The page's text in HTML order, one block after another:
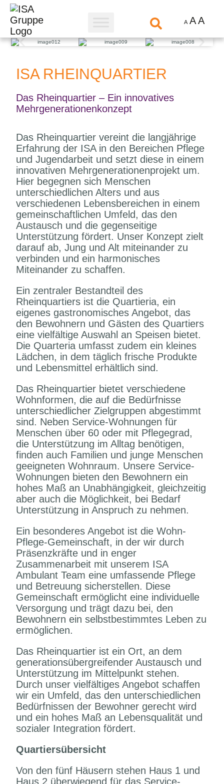
A AA
ISA RHEINQUARTIER
Das Rheinquartier – Ein innovatives
Mehrgenerationenkonzept
Das Rheinquartier vereint die langjährige
Erfahrung der ISA in den Bereichen Pflege
und Jugendarbeit und setzt diese in einem
innovativen Mehrgenerationenprojekt um.
Hier begegnen sich Menschen
unterschiedlichen Alters und aus
verschiedenen Lebensbereichen in einem
gemeinschaftlichen Umfeld, das den
Austausch und die gegenseitige
Unterstützung fördert. Unser Konzept zielt
darauf ab, Jung und Alt miteinander zu
verbinden und ein harmonisches
Miteinander zu schaffen.
Ein zentraler Bestandteil des
Rheinquartiers ist die Quartieria, ein
eigenes gastronomisches Angebot, das
den Bewohnern und Gästen des Quartiers
eine vielfältige Auswahl an Speisen bietet.
Die Quarteria umfasst zudem ein kleines
Lädchen, in dem täglich frische Produkte
und Lebensmittel erhältlich sind.
Das Rheinquartier bietet verschiedene
Wohnformen, die auf die Bedürfnisse
unterschiedlicher Zielgruppen abgestimmt
sind. Neben Service-Wohnungen für
Menschen über 60 oder mit Pflegegrad,
die Unterstützung im Alltag benötigen,
finden auch Familien und junge Menschen
geeigneten Wohnraum. Unsere Service-
Wohnungen bieten den Bewohnern ein
hohes Maß an Unabhängigkeit, gleichzeitig
aber auch die Möglichkeit, bei Bedarf
Unterstützung in Anspruch zu nehmen.
Ein besonderes Angebot ist die Wohn-
Pflege-Gemeinschaft, in der wir durch
Präsenzkräfte und in enger
Zusammenarbeit mit unserem ISA
Ambulant Team eine umfassende Pflege
und Betreuung sicherstellen. Diese
Gemeinschaft ermöglicht eine individuelle
Versorgung und trägt dazu bei, den
Bewohnern ein selbstbestimmtes Leben zu
ermöglichen.
Das Rheinquartier ist ein Ort, an dem
generationsübergreifender Austausch und
Unterstützung im Mittelpunkt stehen.
Durch unser vielfältiges Angebot schaffen
wir ein Umfeld, das den unterschiedlichen
Bedürfnissen der Bewohner gerecht wird
und ein hohes Maß an Lebensqualität und
sozialer Integration fördert.
Quartiersübersicht
Von den fünf Häusern stehen Haus 1 und
Haus 2 überwiegend für das Service-